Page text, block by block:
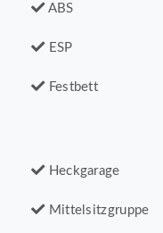
ABS
ESP
Festbett
Heckgarage
Mittelsitzgruppe